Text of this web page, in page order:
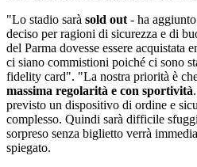
"Lo stadio sarà sold out - ha
deciso per ragioni di sicurezza e di
del Parma dovesse essere acquistata
ci siano commistioni poiché ci sono
fidelity card". "La nostra priorità è
massima regolarità e con sportività
previsto un dispositivo di ordine e
complesso. Quindi sarà difficile
sorpreso senza biglietto verrà
spiegato.